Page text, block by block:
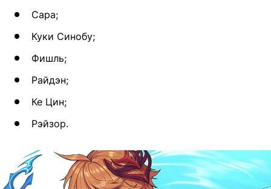
Сара;
Куки Синобу;
Фишль;
Райдэн;
Ке Цин;
Рэйзор.